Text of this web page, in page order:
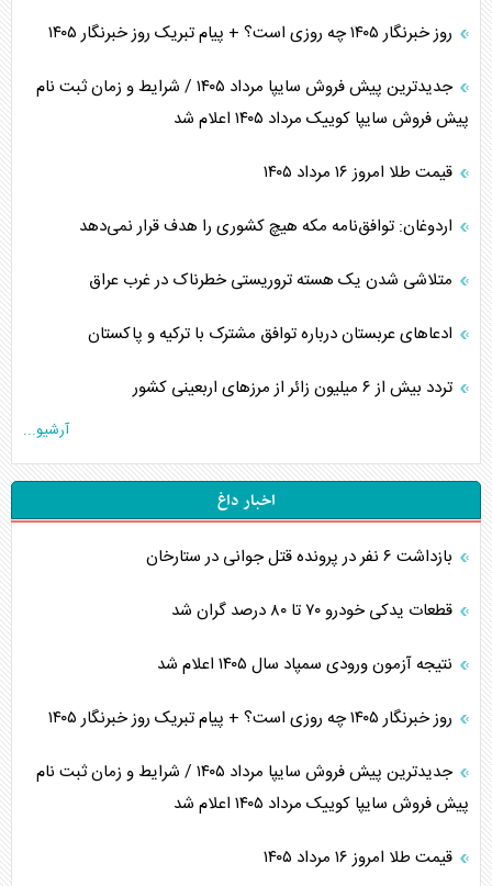
روز خبرنگار ۱۴۰۵ چه روزی است؟ + پیام تبریک روز خبرنگار ۱۴۰۵
جدیدترین پیش فروش سایپا مرداد ۱۴۰۵ / شرایط و زمان ثبت نام
پیش فروش سایپا کوییک مرداد ۱۴۰۵ اعلام شد
قیمت طلا امروز ۱۶ مرداد ۱۴۰۵
اردوغان: توافق‌نامه مکه هیچ کشوری را هدف قرار نمی‌دهد
متلاشی شدن یک هسته تروریستی خطرناک در غرب عراق
ادعاهای عربستان درباره توافق مشترک با ترکیه و پاکستان
تردد بیش از ۶ میلیون زائر از مرزهای اربعینی کشور
آرشیو...
اخبار داغ
بازداشت ۶ نفر در پرونده قتل جوانی در ستارخان
قطعات یدکی خودرو ۷۰ تا ۸۰ درصد گران شد
نتیجه آزمون ورودی سمپاد سال ۱۴۰۵ اعلام شد
روز خبرنگار ۱۴۰۵ چه روزی است؟ + پیام تبریک روز خبرنگار ۱۴۰۵
جدیدترین پیش فروش سایپا مرداد ۱۴۰۵ / شرایط و زمان ثبت نام
پیش فروش سایپا کوییک مرداد ۱۴۰۵ اعلام شد
قیمت طلا امروز ۱۶ مرداد ۱۴۰۵